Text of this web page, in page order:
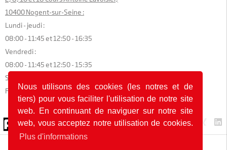
Nous utilisons des cookies (les notres et de
tiers) pour vous faciliter l'utilisation de notre site
web. En continuant de naviguer sur notre site
web, vous acceptez notre utilisation de cookies.
Plus d'informations
10400 Nogent-sur-Seine :
Lundi - jeudi :
08:00 - 11:45 et 12:50 - 16:35
Vendredi :
08:00 - 11:45 et 12:50 - 15:35
Samedi, dimanche et jours fériés :
Fermé
© 2026 by POK